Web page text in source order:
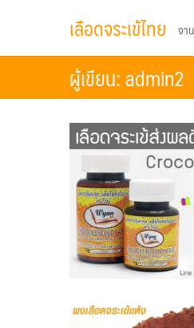
เลือดจระเข้ไทย งา
ผู้เขียน:admin2